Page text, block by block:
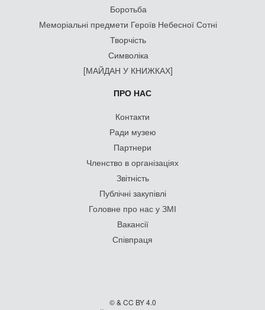
Боротьба
Меморіальні предмети Героїв Небесної Сотні
Творчість
Символіка
[МАЙДАН У КНИЖКАХ]
ПРО НАС
Контакти
Ради музею
Партнери
Членство в організаціях
Звітність
Публічні закупівлі
Головне про нас у ЗМІ
Вакансії
Співпраця
© & CC BY 4.0